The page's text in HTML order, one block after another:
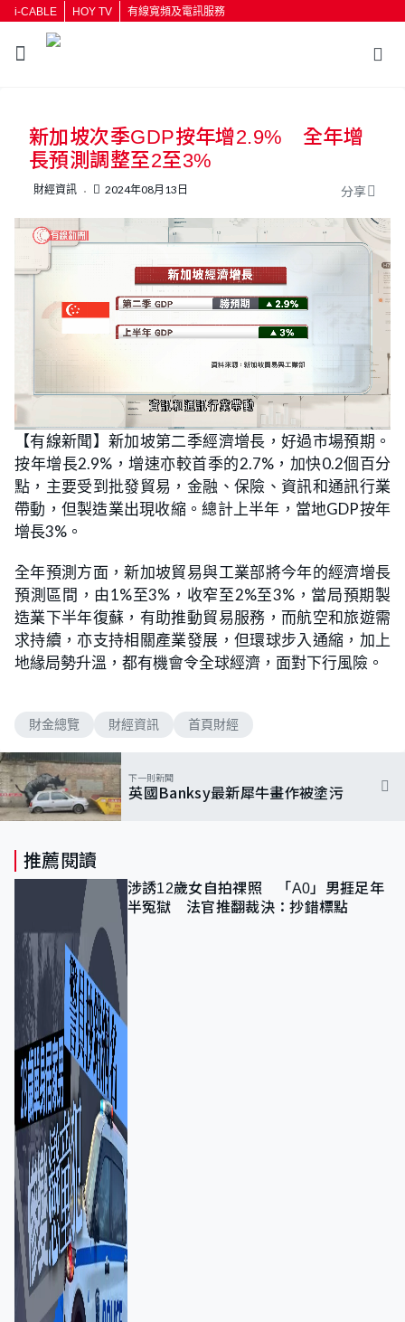
i-CABLE HOY TV 有線寬頻及電訊服務
按輸入鍵開始搜尋
新加坡次季GDP按年增2.9% 全年增
長預測調整至2至3%
財經資訊 2024年08月13日 分享
n
m
t
e
o
a
d
e
d
:
5
8
.
【有線新聞】新加坡第二季經濟增長，好過市場預期。
按年增長2.9%，增速亦較首季的2.7%，加快0.2個百分
點，主要受到批發貿易，金融、保險、資訊和通訊行業
帶動，但製造業出現收縮。總計上半年，當地GDP按年
增長3%。
全年預測方面，新加坡貿易與工業部將今年的經濟增長
預測區間，由1%至3%，收窄至2%至3%，當局預期製
造業下半年復蘇，有助推動貿易服務，而航空和旅遊需
求持續，亦支持相關產業發展，但環球步入通縮，加上
地緣局勢升溫，都有機會令全球經濟，面對下行風險。
財金總覽 財經資訊 首頁財經
下一則新聞
英國Banksy最新犀牛畫作被塗污
推薦閱讀
涉誘12歲女自拍祼照 「A0」男捱足年
半冤獄 法官推翻裁決：抄錯標點